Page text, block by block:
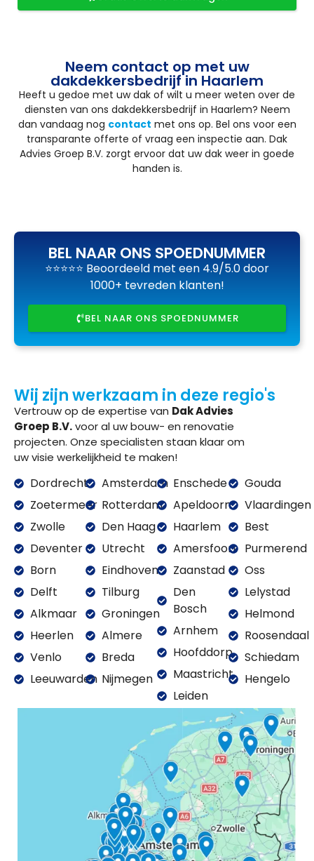
Neem contact op met uw
dakdekkersbedrijf in Haarlem
Heeft u gedoe met uw dak of wilt u meer weten over de
diensten van ons dakdekkersbedrijf in Haarlem? Neem
dan vandaag nog contact met ons op. Bel ons voor een
transparante offerte of vraag een inspectie aan. Dak
Advies Groep B.V. zorgt ervoor dat uw dak weer in goede
handen is.
BEL NAAR ONS SPOEDNUMMER
⭐⭐⭐⭐⭐ Beoordeeld met een 4.9/5.0 door
1000+ tevreden klanten!
BEL NAAR ONS SPOEDNUMMER
Wij zijn werkzaam in deze regio's
Vertrouw op de expertise van Dak Advies
Groep B.V.voor al uw bouw- en renovatie
projecten. Onze specialisten staan klaar om
uw visie werkelijkheid te maken!
Dordrecht
Zoetermeer
Zwolle
Deventer
Born
Delft
Alkmaar
Heerlen
Venlo
Leeuwarden
Amsterdam
Rotterdam
Den Haag
Utrecht
Eindhoven
Tilburg
Groningen
Almere
Breda
Nijmegen
Enschede
Apeldoorn
Haarlem
Amersfoort
Zaanstad
Den
Bosch
Arnhem
Hoofddorp
Maastricht
Leiden
Gouda
Vlaardingen
Best
Purmerend
Oss
Lelystad
Helmond
Roosendaal
Schiedam
Hengelo